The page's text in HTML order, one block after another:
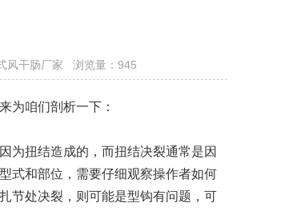
风干肠厂家 浏览量：945
为咱们剖析一下：
为扭结造成的，而扭结决裂通常是因
式和部位，需要仔细观察操作者如何
节处决裂，则可能是型钩有问题，可